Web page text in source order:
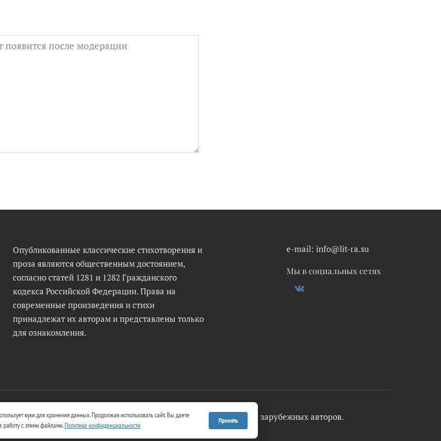
Опубликованные классические стихотворения и
проза являются общественным достоянием,
согласно статей 1281 и 1282 Гражданского
кодекса Российской Федерации. Права на
современные произведения и стихи
принадлежат их авторам и представлены только
для ознакомления.
e-mail: info@lit-ra.su
Мы в социальных сетях
Литературный анализ и полные тексты произведений русских и зарубежных авторов.
куки для хранения данных. Продолжая использовать сайт, Вы даете
работу с этими файлами.Политика конфиденциальности
Принять